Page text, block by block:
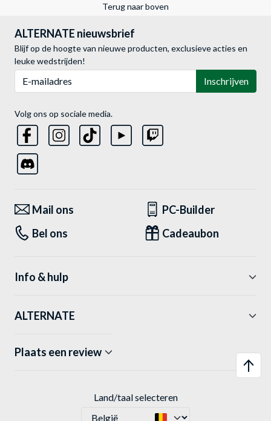
Terug naar boven
ALTERNATE nieuwsbrief
Blijf op de hoogte van nieuwe producten, exclusieve acties en
leuke wedstrijden!
Inschrijven
Volg ons op sociale media.
Mail ons
PC-Builder
Bel ons
Cadeaubon
Info & hulp
ALTERNATE
Plaats een review
Land/taal selecteren